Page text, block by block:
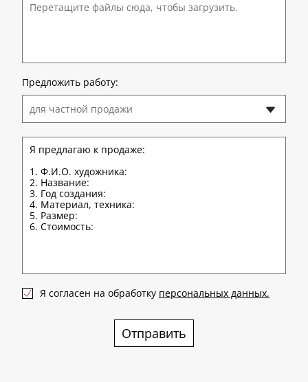
Перетащите файлы сюда, чтобы загрузить.
Предложить работу:
для частной продажи
Я согласен на обработку персональных данных.
Отправить